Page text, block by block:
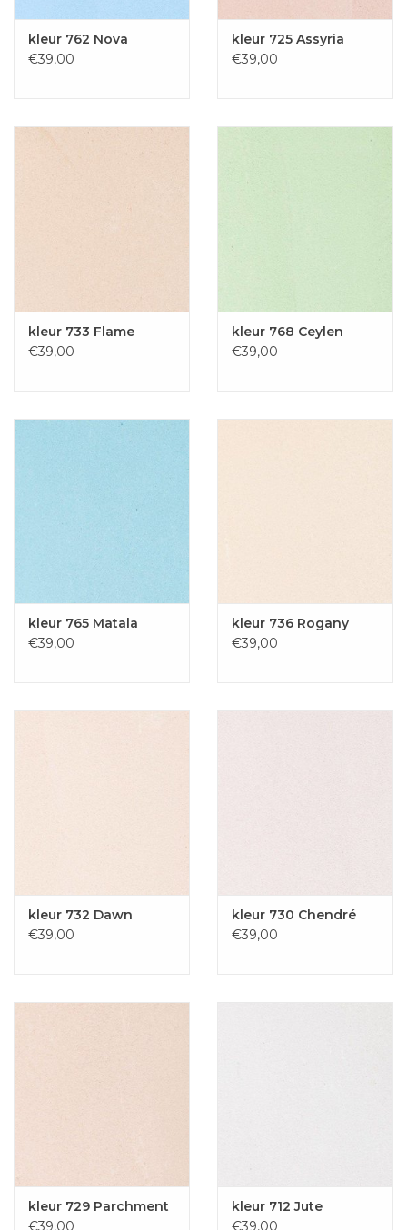
kleur 762 Nova
€39,00
kleur 725 Assyria
€39,00
kleur 733 Flame
€39,00
kleur 768 Ceylen
€39,00
kleur 765 Matala
€39,00
kleur 736 Rogany
€39,00
kleur 732 Dawn
€39,00
kleur 730 Chendré
€39,00
kleur 729 Parchment
€39,00
kleur 712 Jute
€39,00